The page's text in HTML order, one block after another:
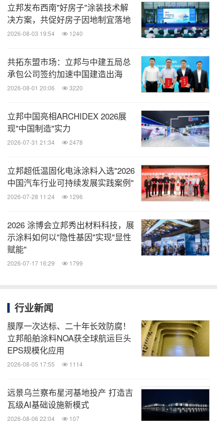
立邦发布西南"好房子"涂装技术解
决方案，共促好房子因地制宜落地
2026-08-03 19:54 1240
共拓东盟市场：立邦与中建五局总
承包公司签约加速中国建造出海
2026-08-01 20:06 3220
立邦中国亮相ARCHIDEX 2026展
现"中国制造"实力
2026-07-31 21:34 2478
立邦超低温固化电泳涂料入选"2026
中国汽车行业可持续发展实践案例"
2026-07-28 11:24 1296
2026 涂博会立邦秀出材料科技，展
示涂料如何以"隐性基因"实现"显性
赋能"
2026-07-17 16:29 1799
行业新闻
膜厚一次达标、二十年长效防腐！
立邦船舶涂料NOA获全球航运巨头
EPS规模化应用
2026-08-05 17:55 1114
远景乌兰察布星河基地投产 打造吉
瓦级AI基础设施新模式
2026-08-06 22:04 107